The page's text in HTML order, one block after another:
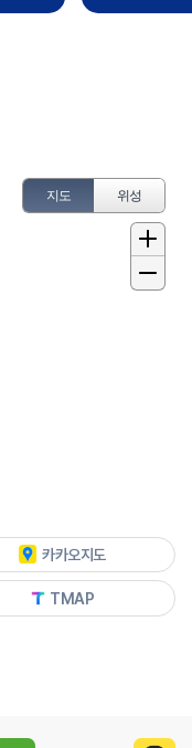
지도 위성
카카오지도
TMAP